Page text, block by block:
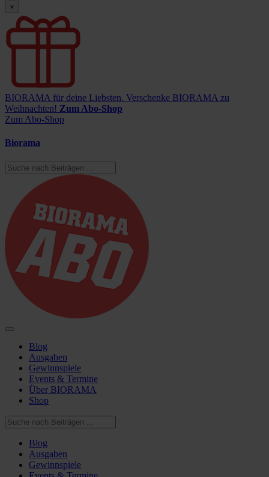
×
BIORAMA für deine Liebsten. Verschenke BIORAMA zu
Weihnachten! Zum Abo-Shop
Zum Abo-Shop
Biorama
Blog
Ausgaben
Gewinnspiele
Events & Termine
Über BIORAMA
Shop
Blog
Ausgaben
Gewinnspiele